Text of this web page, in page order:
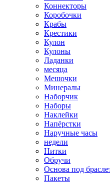
Коннекторы
Коробочки
Крабы
Крестики
Кулон
Кулоны
Ладанки
месяца
Мешочки
Минералы
Наборчик
Наборы
Наклейки
Напёрстки
Наручные часы
недели
Нитки
Обручи
Основа под
Пакеты